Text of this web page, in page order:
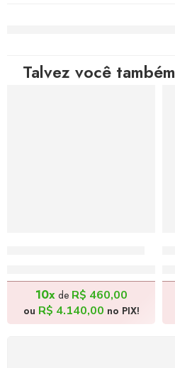
Talvez você
10xde R$ 460,00
ou R$ 4.140,00 no PIX!